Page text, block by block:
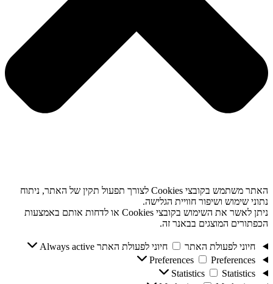
האתר משתמש בקובצי Cookies לצורך תפעול תקין של האתר, ניתוח
נתוני שימוש ושיפור חוויית הגלישה.
ניתן לאשר את השימוש בקובצי Cookies או לדחות אותם באמצעות
הכפתורים המוצגים בבאנר זה.
חיוני לפעולת האתר חיוני לפעולת האתר Always active
Preferences
Preferences
Statistics
Statistics